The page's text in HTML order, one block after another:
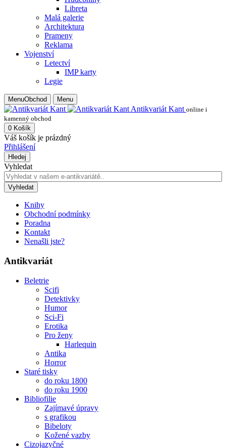
Libreta
Malá galerie
Architektura
Prameny
Reklama
Vojenství
Letectví
IMP karty
Legie
MenuObchod Menu
Antikvariát Kant online i
kamenný obchod
0 Košík
Váš košík je prázdný
Přihlášení
Hledej
Vyhledat
Vyhledat
Knihy
Obchodní podmínky
Poradna
Kontakt
Nenašli jste?
Antikvariát
Beletrie
Scifi
Detektivky
Humor
Sci-Fi
Erotika
Pro ženy
Harlequin
Antika
Horror
Staré tisky
do roku 1800
do roku 1900
Bibliofilie
Zajímavé úpravy
s grafikou
Bibeloty
Kožené vazby
Cizojazyčné